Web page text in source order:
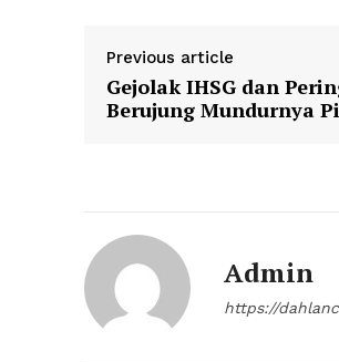
Previous article
Gejolak IHSG dan
Berujung Mundurnya
Admin
https://